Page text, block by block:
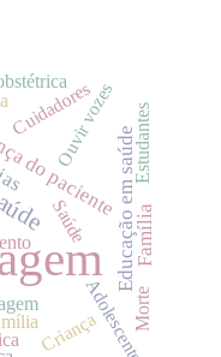
do pacienteEducação em saúdeFamília
Saúde
Cuidadores
Adolescente
Criança
Ouvir vozes Estudantes
Morte